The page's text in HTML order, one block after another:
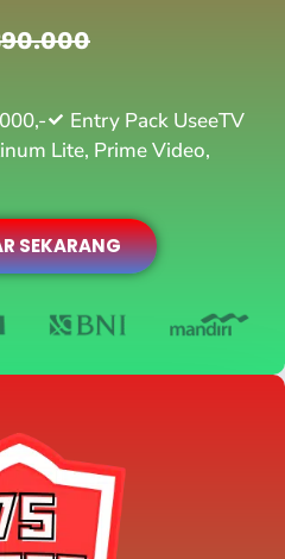
Entry Pack UseeTV
Lite, Prime Video,
SEKARANG